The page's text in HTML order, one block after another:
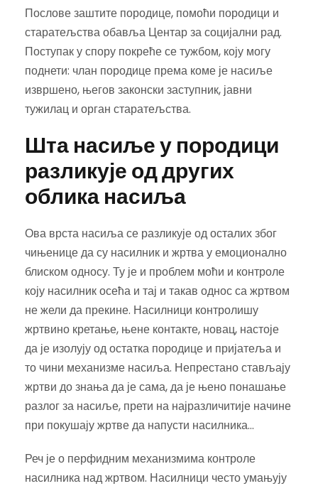
Послове заштите породице, помоћи породици и
старатељства обавља Центар за социјални рад.
Поступак у спору покреће се тужбом, коју могу
поднети: члан породице према коме је насиље
извршено, његов законски заступник, јавни
тужилац и орган старатељства.
Шта насиље у породици
разликује од других
облика насиља
Ова врста насиља се разликује од осталих због
чињенице да су насилник и жртва у емоционално
блиском односу. Ту је и проблем моћи и контроле
коју насилник осећа и тај и такав однос са жртвом
не жели да прекине. Насилници контролишу
жртвино кретање, њене контакте, новац, настоје
да је изолују од остатка породице и пријатеља и
то чини механизме насиља. Непрестано стављају
жртви до знања да је сама, да је њено понашање
разлог за насиље, прети на најразличитије начине
при покушају жртве да напусти насилника…
Реч је о перфидним механизмима контроле
насилника над жртвом. Насилници често умањују